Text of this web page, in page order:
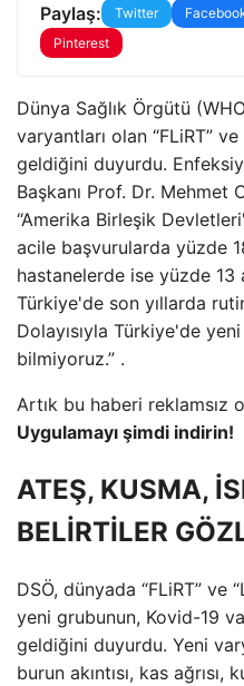
Paylaş: Twitter
Pinterest
Dünya Sağlık Örgütü
varyantları olan “FLiRT”
geldiğini duyurdu.
Başkanı Prof. Dr. Mehmet
“Amerika Birleşik
acile başvurularda yüzde
hastanelerde ise yüzde 13
Türkiye'de son yıllarda
Dolayısıyla Türkiye'de
bilmiyoruz.” .
Artık bu haberi reklamsız
Uygulamayı şimdi indirin!
ATEŞ, KUSMA,
BELİRTİLER
DSÖ, dünyada “FLiRT” ve
yeni grubunun, Kovid-19
geldiğini duyurdu. Yeni
burun akıntısı, kas